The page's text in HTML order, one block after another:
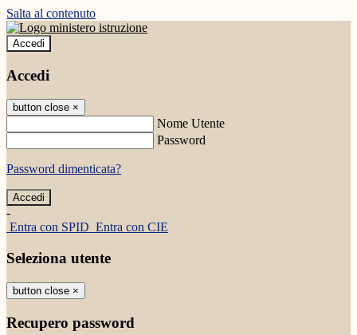
Salta al contenuto
Accedi
Accedi
button close ×
Nome Utente
Password
Password dimenticata?
-
Entra con SPID Entra con CIE
Seleziona utente
button close ×
Recupero password